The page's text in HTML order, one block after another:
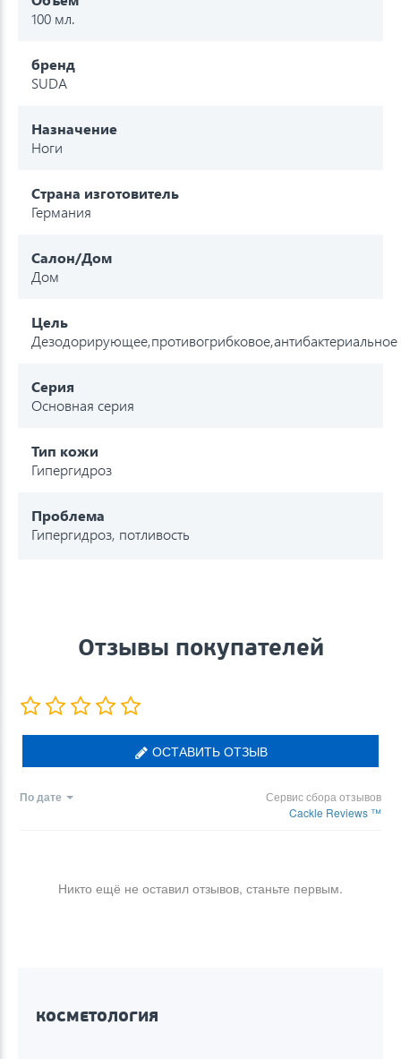
100 мл.
бренд
SUDA
Назначение
Ноги
Страна изготовитель
Германия
Салон/Дом
Дом
Цель
Дезодорирующее,противогрибковое,антибактериальное
Серия
Основная серия
Тип кожи
Гипергидроз
Проблема
Гипергидроз, потливость
Отзывы покупателей
ОСТАВИТЬ ОТЗЫВ
По дате
Сервис сбора отзывов
Cackle Reviews ™
Никто ещё не оставил отзывов, станьте первым.
КОСМЕТОЛОГИЯ